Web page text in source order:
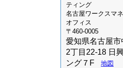
ティング
名古屋ワークスマ
オフィス
〒460-0005
愛知県名古屋市
2丁目22-18 日
ング７F
地図